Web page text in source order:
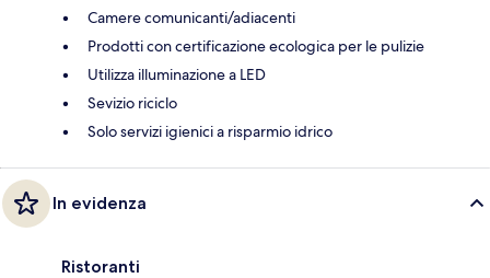
Camere comunicanti/adiacenti
Prodotti con certificazione ecologica per le pulizie
Utilizza illuminazione a LED
Sevizio riciclo
Solo servizi igienici a risparmio idrico
In evidenza
Ristoranti